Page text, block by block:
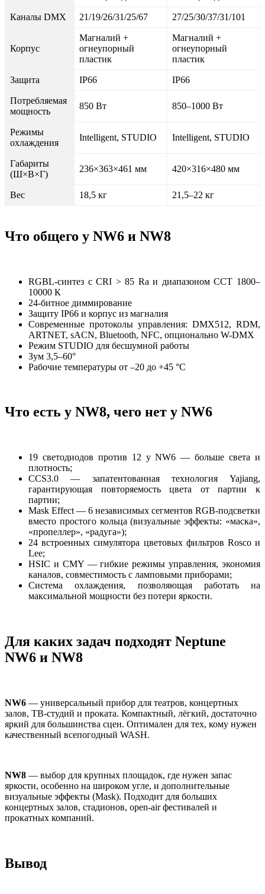
Каналы DMX 21/19/26/31/25/67 27/25/30/37/31/101
Корпус
Магналий +
огнеупорный
пластик
Магналий +
огнеупорный
пластик
Защита IP66 IP66
Потребляемая
мощность
850 Вт 850–1000 Вт
Режимы
охлаждения
Intelligent, STUDIO Intelligent, STUDIO
Габариты
(Ш×В×Г)
236×363×461 мм 420×316×480 мм
Вес 18,5 кг 21,5–22 кг
Что общего у NW6 и NW8
RGBL-синтез с CRI > 85 Ra и диапазоном CCT 1800–
10000 К
24-битное диммирование
Защиту IP66 и корпус из магналия
Современные протоколы управления: DMX512, RDM,
ARTNET, sACN, Bluetooth, NFC, опционально W-DMX
Режим STUDIO для бесшумной работы
Зум 3,5–60°
Рабочие температуры от –20 до +45 °C
Что есть у NW8, чего нет у NW6
19 светодиодов против 12 у NW6 — больше света и
плотность;
CCS3.0 — запатентованная технология Yajiang,
гарантирующая повторяемость цвета от партии к
партии;
Mask Effect — 6 независимых сегментов RGB-подсветки
вместо простого кольца (визуальные эффекты: «маска»,
«пропеллер», «радуга»);
24 встроенных симулятора цветовых фильтров Rosco и
Lee;
HSIC и CMY — гибкие режимы управления, экономия
каналов, совместимость с ламповыми приборами;
Система охлаждения, позволяющая работать на
максимальной мощности без потери яркости.
Для каких задач подходят Neptune
NW6 и NW8
NW6 — универсальный прибор для театров, концертных
залов, ТВ-студий и проката. Компактный, лёгкий, достаточно
яркий для большинства сцен. Оптимален для тех, кому нужен
качественный всепогодный WASH.
NW8 — выбор для крупных площадок, где нужен запас
яркости, особенно на широком угле, и дополнительные
визуальные эффекты (Mask). Подходит для больших
концертных залов, стадионов, open-air фестивалей и
прокатных компаний.
Вывод